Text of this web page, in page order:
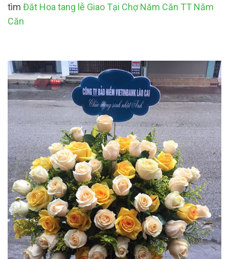
tìm Đăt Hoa tang lễ Giao Tại Chợ Năm Căn TT Năm
Căn